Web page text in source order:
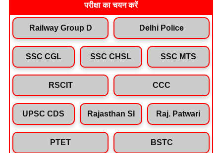
परीक्षा का चयन करें
Railway Group D Delhi Police
SSC CGL SSC CHSL SSC MTS
RSCIT CCC
UPSC CDS Rajasthan SI Raj. Patwari
PTET BSTC